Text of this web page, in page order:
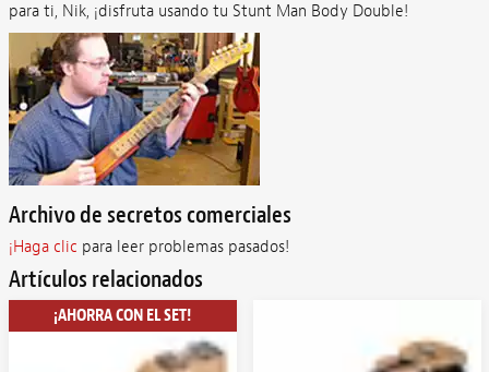
para ti, Nik, ¡disfruta usando tu Stunt Man Body Double!
Archivo de secretos comerciales
¡Haga clic para leer problemas pasados!
Artículos relacionados
¡AHORRA CON EL SET!